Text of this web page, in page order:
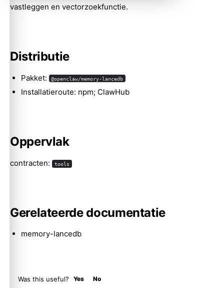
vastleggen en vectorzoekfunctie.
Distributie
Pakket: @openclaw/memory-lancedb
Installatieroute: npm; ClawHub
Oppervlak
contracten: tools
Gerelateerde documentatie
memory-lancedb
Was this useful? Yes No